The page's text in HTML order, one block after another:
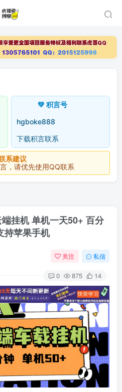
💚 积言号
hgboke888
下载积言联系
系建议
请优先使用QQ联系
挂机 单机一天50+ 百分
持苹果手机
关注 私信
0 875 14